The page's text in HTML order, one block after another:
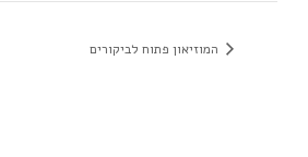
המוזיאון פתוח לביקורים